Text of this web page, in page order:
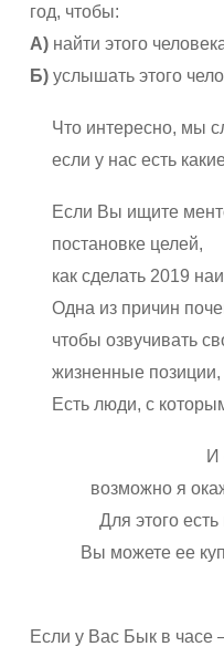
год, чтобы:
А)найти этого
Б)услышать этого
Что интересно, мы
если у нас есть
Если Вы ищите
постановке целей,
как сделать 2019
Одна из причин
чтобы озвучивать
жизненные
Есть люди, с
И
возможно я
Для этого
Вы можете ее
Если у Вас Бык в часе